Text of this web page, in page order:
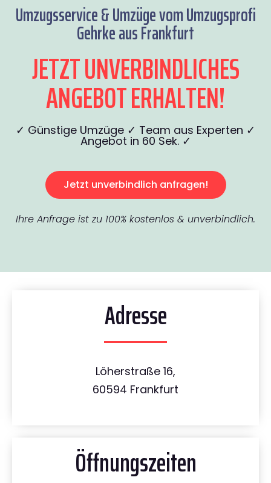
Umzugsservice & Umzüge vom Umzugsprofi
Gehrke aus Frankfurt
JETZT UNVERBINDLICHES
ANGEBOT ERHALTEN!
✓ Günstige Umzüge ✓ Team aus Experten ✓
Angebot in 60 Sek. ✓
Jetzt unverbindlich anfragen!
Ihre Anfrage ist zu 100% kostenlos & unverbindlich.
Adresse
Löherstraße 16,
60594 Frankfurt
Öffnungszeiten